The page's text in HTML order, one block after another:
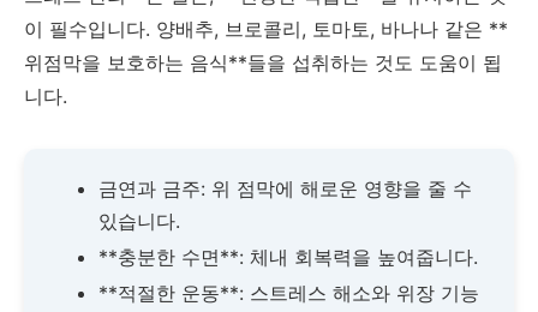
이 필수입니다. 양배추, 브로콜리, 토마토, 바나나 같은 **
위점막을 보호하는 음식**들을 섭취하는 것도 도움이 됩
니다.
금연과 금주: 위 점막에 해로운 영향을 줄 수
있습니다.
**충분한 수면**: 체내 회복력을 높여줍니다.
**적절한 운동**: 스트레스 해소와 위장 기능